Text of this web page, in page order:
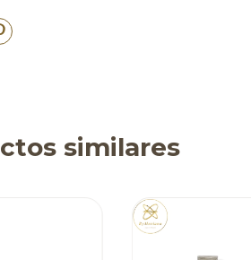
similares